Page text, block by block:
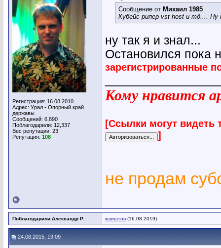
Регистрация: 16.08.2010
Адрес: Урал - Опорный край
державы
Сообщений: 6,890
Поблагодарили: 12,337
Вес репутации: 23
Репутация: 108
Сообщение от Михаил 1985
Кубейс рипер vst host и тд.... Ну
ну так я и знал...
Остановился пока
зарегистрированные
Кому нравится
[Ссылки могут видеть
]
не продам
Поблагодарили Александр Р.: кшиштов (16.08.2019)
24.08.2015, 19:09